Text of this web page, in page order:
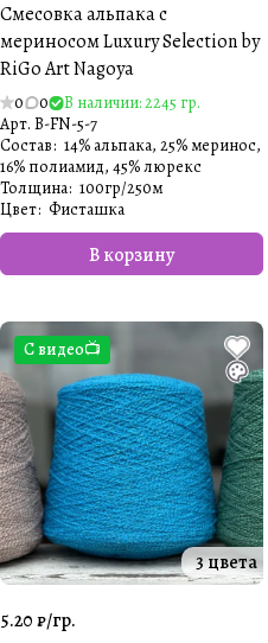
Смесовка альпака с
мериносом Luxury Selection by
RiGo Art Nagoya
0 0
В наличии: 2245 гр.
Арт. B-FN-5-7
В корзину
Состав: 14% альпака, 25% меринос,
16% полиамид, 45% люрекс
Толщина: 100гр/250м
Цвет: Фисташка
С видео📺
3 цвета
5.20 ₽/гр.